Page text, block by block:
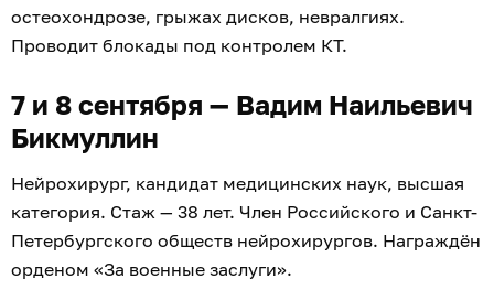
остеохондрозе, грыжах дисков, невралгиях.
Проводит блокады под контролем КТ.
7 и 8 сентября — Вадим Наильевич
Бикмуллин
Нейрохирург, кандидат медицинских наук, высшая
категория. Стаж — 38 лет. Член Российского и Санкт-
Петербургского обществ нейрохирургов. Награждён
орденом «За военные заслуги».